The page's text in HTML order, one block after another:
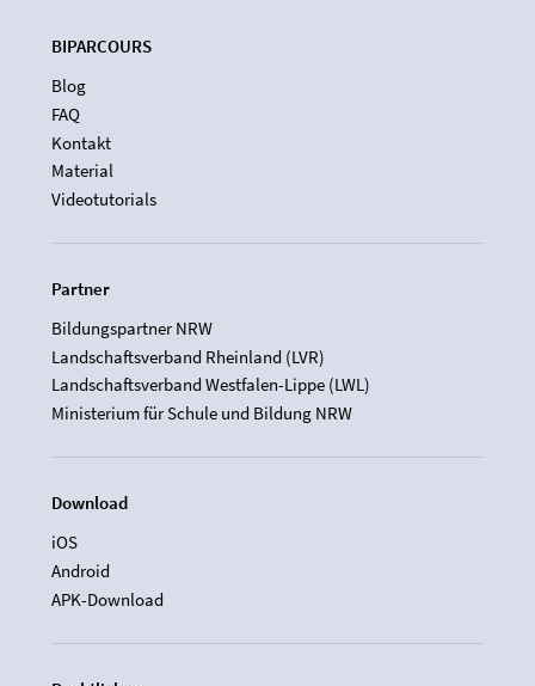
BIPARCOURS
Blog
FAQ
Kontakt
Material
Videotutorials
Partner
Bildungspartner NRW
Landschaftsverband Rheinland (LVR)
Landschaftsverband Westfalen-Lippe (LWL)
Ministerium für Schule und Bildung NRW
Download
iOS
Android
APK-Download